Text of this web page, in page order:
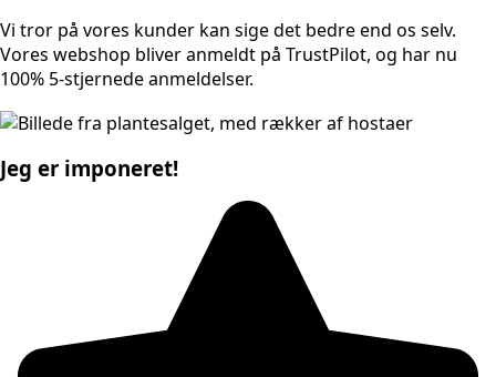
Vi tror på vores kunder kan sige det bedre end os selv.
Vores webshop bliver anmeldt på TrustPilot, og har nu
100% 5-stjernede anmeldelser.
Jeg er imponeret!